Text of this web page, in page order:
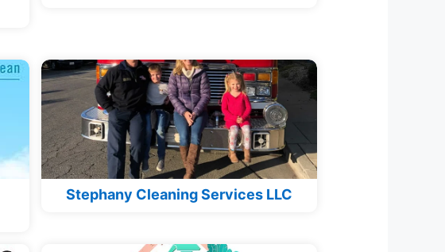
Stephany Cleaning Services LLC